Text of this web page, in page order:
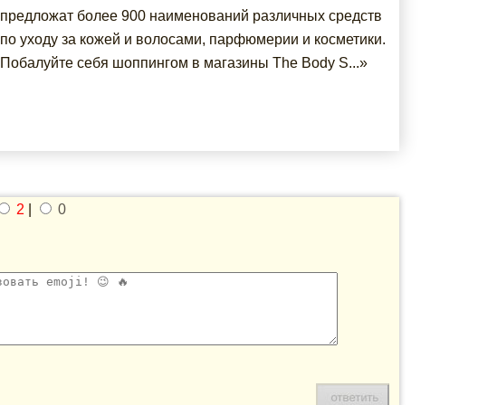
предложат более 900 наименований различных средств
по уходу за кожей и волосами, парфюмерии и косметики.
Побалуйте себя шоппингом в магазины The Body S...»
2
0